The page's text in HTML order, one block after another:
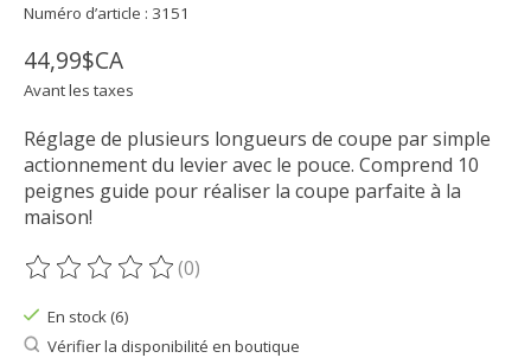
Numéro d’article : 3151
44,99$CA
Avant les taxes
Réglage de plusieurs longueurs de coupe par simple
actionnement du levier avec le pouce. Comprend 10
peignes guide pour réaliser la coupe parfaite à la
maison!
Ce produit est évalué à
(0)
En stock (6)
Vérifier la disponibilité en boutique